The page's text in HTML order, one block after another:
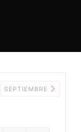
SEPTIEMBRE